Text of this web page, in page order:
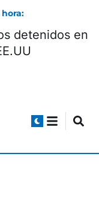
detenidos en